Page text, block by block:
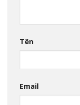
Tên
Email